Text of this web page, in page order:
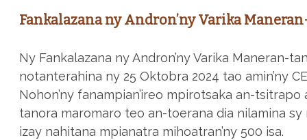
Fankalazana ny Andron’ny Varika
Ny Fankalazana ny Andron’ny Varika Maneran-
notanterahina ny 25 Oktobra 2024 tao amin’ny
Nohon’ny fanampian’ireo mpirotsaka an-tsitrapo
tanora maromaro teo an-toerana dia nilamina
izay nahitana mpianatra mihoatran’ny 500 isa.